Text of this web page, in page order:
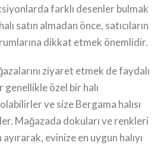
farklı desenler bulmak
satın almadan önce, satıcıların
dikkat etmek önemlidir.
ziyaret etmek de faydalı
genellikle özel bir halı
ve size Bergama halısı
Mağazada dokuları ve renkleri
evinize en uygun halıyı